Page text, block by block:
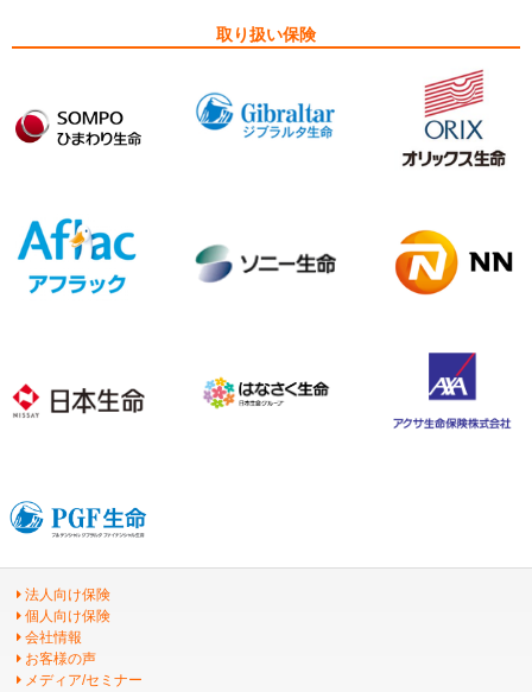
取り扱い保険
法人向け保険
個人向け保険
会社情報
お客様の声
メディア/セミナー